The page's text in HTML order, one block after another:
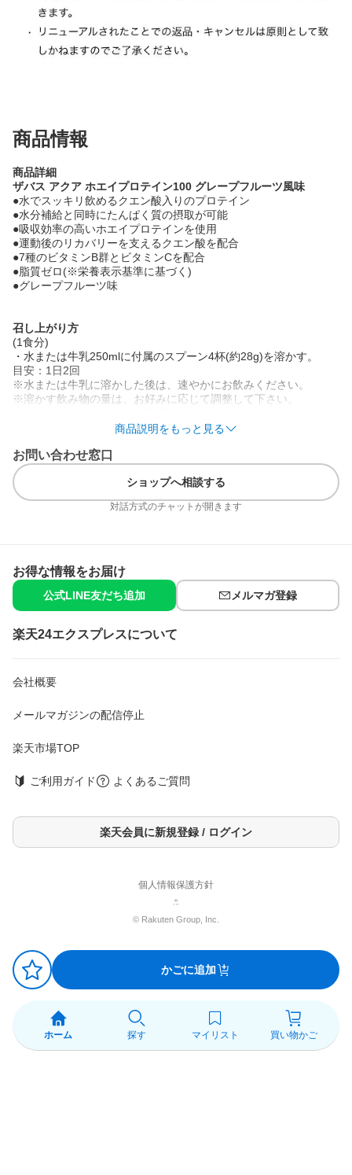
商品情報
商品詳細
ザバス アクア ホエイプロテイン100 グレープフルーツ風味
●水でスッキリ飲めるクエン酸入りのプロテイン
●水分補給と同時にたんぱく質の摂取が可能
●吸収効率の高いホエイプロテインを使用
●運動後のリカバリーを支えるクエン酸を配合
●7種のビタミンB群とビタミンCを配合
●脂質ゼロ(※栄養表示基準に基づく)
●グレープフルーツ味
召し上がり方
(1食分)
・水または牛乳250mlに付属のスプーン4杯(約28g)を溶かす。
目安：1日2回
※水または牛乳に溶かした後は、速やかにお飲みください。
※溶かす飲み物の量は、お好みに応じて調整して下さい。
★量が多いと思われる方に
・プロテインの摂取には個人差があります。初めての方や量が多
いと思われる方は、少量ずつご試飲ください。
原材料
乳清たんぱく(イギリス製造)、砂糖／クエン酸、クエン酸Na、乳
む)
栄養成分
1食分(28g)当たり
エネルギー：103kcal、たんぱく質：20g、脂質：0.2g、炭水化
物：5.8g、食塩相当量：0.18-0.37g、ナイアシン：4.2-11.2mg、
2400mg
アレルギー物質
乳成分、大豆
注意事項
用ください。
・あけくちや袋のはしで手を切るなどのケガをしないようにご注
・お湯またはあたたかい牛乳をシェイカーに入れてシェイクしな
と閉め、直射日光や高温多湿の場所を避けて保管し、なるべく早
めにお召し上がりください。
固まることがあります。
・製品中に色の濃い粒が見えることがあります。これは原材料の
一部で品質には問題ありません。
直射日光および高温多湿の場所を避けて保存してください。
品名・名称
商品説明をもっと見る
お問い合わせ窓口
ショップへ相談する
対話方式のチャットが開きます
お得な情報をお届け
公式LINE友だち追加 メルマガ登録
楽天24エクスプレスについて
会社概要
メールマガジンの配信停止
楽天市場TOP
ご利用ガイド よくあるご質問
楽天会員に新規登録 / ログイン
個人情報保護方針
© Rakuten Group, Inc.
かごに追加
ホーム 探す マイリスト 買い物かご